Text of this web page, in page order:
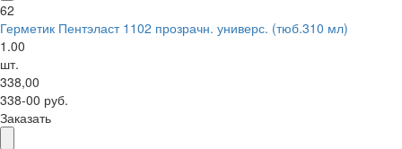
62
Герметик Пентэласт 1102 прозрачн. универс. (тюб.310 мл)
1.00
шт.
338,00
338-00 руб.
Заказать